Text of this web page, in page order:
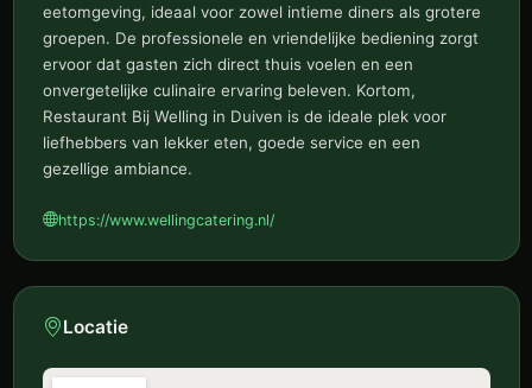
eetomgeving, ideaal voor zowel intieme diners als grotere
groepen. De professionele en vriendelijke bediening zorgt
ervoor dat gasten zich direct thuis voelen en een
onvergetelijke culinaire ervaring beleven. Kortom,
Restaurant Bij Welling in Duiven is de ideale plek voor
liefhebbers van lekker eten, goede service en een
gezellige ambiance.
https://www.wellingcatering.nl/
Locatie